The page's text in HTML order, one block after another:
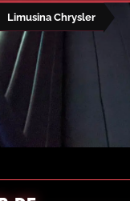
Limusina Chrysler